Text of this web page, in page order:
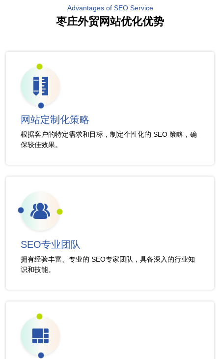
Advantages of SEO Service
枣庄外贸网站优化优势
网站定制化策略
根据客户的特定需求和目标，制定个性化的 SEO 策略，确
保较佳效果。
SEO专业团队
拥有经验丰富、专业的 SEO专家团队，具备深入的行业知
识和技能。